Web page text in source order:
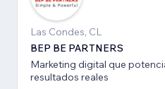
Las Condes, CL
BEP BE PARTNERS
Marketing digital que
resultados reales